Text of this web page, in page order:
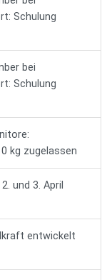
Schulung
bei
Schulung
kg zugelassen
und 3. April
entwickelt